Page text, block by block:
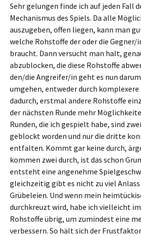
Sehr gelungen finde ich auf jeden Fall
Mechanismus des Spiels. Da alle
auszugeben, offen liegen, kann man
welche Rohstoffe der oder die
braucht. Dann versucht man halt,
abzublocken, die diese Rohstoffe
den/die Angreifer/in geht es nun
umgehen, entweder durch
dadurch, erstmal andere Rohstoffe
der nächsten Runde mehr
Runden, die ich gespielt habe, sind
geblockt worden und nur die dritte
entfalten. Kommt gar keine durch,
kommen zwei durch, ist das schon
entsteht eine angenehme
gleichzeitig gibt es nicht zu viel Anlass
Grübeleien. Und wenn mein
durchkreuzt wird, habe ich vielleicht
Rohstoffe übrig, um zumindest eine
verbessern. So hält sich der